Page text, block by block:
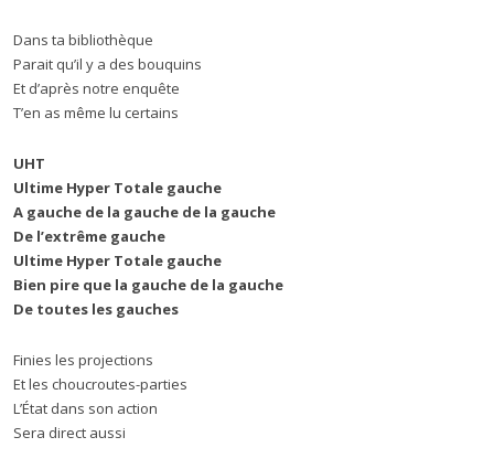
Dans ta bibliothèque
Parait qu’il y a des bouquins
Et d’après notre enquête
T’en as même lu certains
UHT
Ultime Hyper Totale gauche
A gauche de la gauche de la gauche
De l’extrême gauche
Ultime Hyper Totale gauche
Bien pire que la gauche de la gauche
De toutes les gauches
Finies les projections
Et les choucroutes-parties
L’État dans son action
Sera direct aussi